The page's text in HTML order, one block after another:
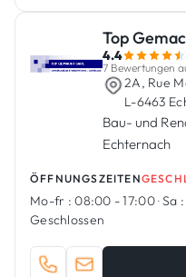
Top
4.4
7 Bewertungen
2A, Rue
L-6463
Bau- und
Echternach
ÖFFNUNGSZEITEN
Mo-fr : 08:00 - 17:00·Sa :
Geschlossen